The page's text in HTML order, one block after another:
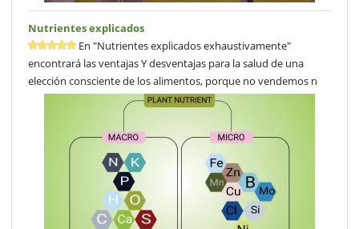
Nutrientes explicados
En "Nutrientes explicados exhaustivamente"
encontrará las ventajas Y desventajas para la salud de una
elección consciente de los alimentos, porque no vendemos n